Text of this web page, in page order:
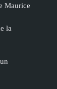
Maurice
la